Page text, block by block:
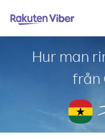
Hur man
från